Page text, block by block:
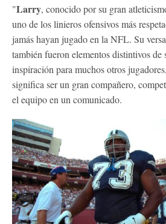
"Larry, conocido por su gran
uno de los linieros ofensivos más
jamás hayan jugado en la NFL. Su
también fueron elementos distintivos
inspiración para muchos otros
significa ser un gran compañero,
el equipo en un comunicado.